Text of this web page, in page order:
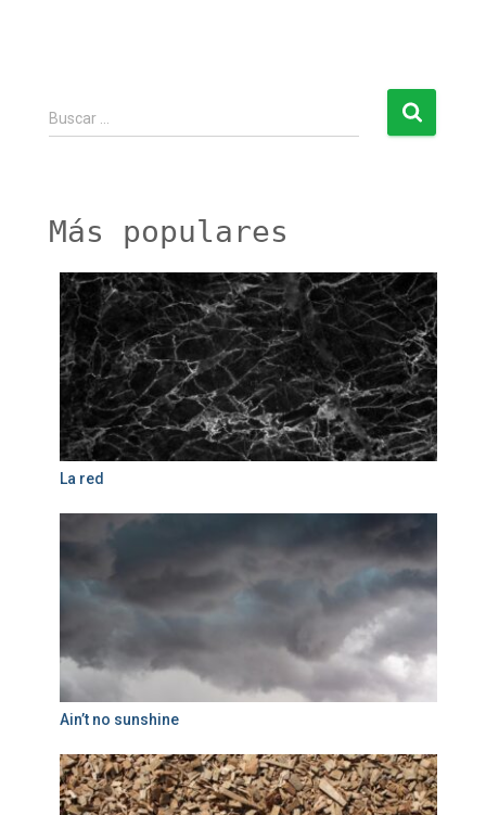
u
Buscar …
Más populares
La red
Ain’t no sunshine